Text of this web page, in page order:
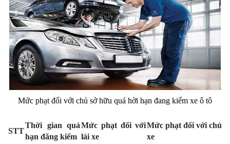
Mức phạt đối với chủ sở hữu quá hời hạn đang kiểm xe ô tô
STT
Thời gian quá
hạn đăng kiểm
Mức phạt đối với
lái xe
Mức phạt đối với chủ
xe